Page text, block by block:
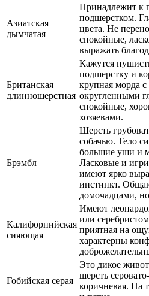
Азиатская
дымчатая
Принадлежит к
подшерстком.
цвета. Не
спокойные,
выражать
Британская
длинношерстная
Кажутся
подшерстку и
крупная морда
округленными
спокойные,
хозяевами.
Брэмбл
Шерсть
собачью. Тело
большие уши и
Ласковые и
имеют ярко
инстинкт.
домочадцами,
Калифорнийская
сияющая
Имеют
или
приятная на
характерны
Гобийская серая
Это дикое
шерсть
коричневая. На